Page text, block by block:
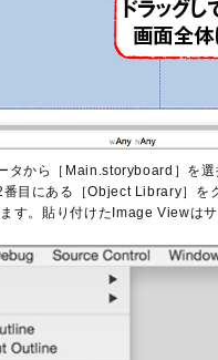
タから［Main.storyboard］を
目にある［Object Library］を
す。貼り付けたImage Viewは